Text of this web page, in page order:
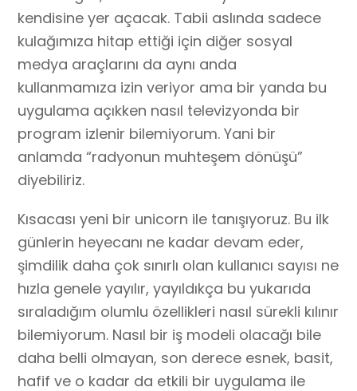
kendisine yer açacak. Tabii aslında sadece
kulağımıza hitap ettiği için diğer sosyal
medya araçlarını da aynı anda
kullanmamıza izin veriyor ama bir yanda bu
uygulama açıkken nasıl televizyonda bir
program izlenir bilemiyorum. Yani bir
anlamda “radyonun muhteşem dönüşü”
diyebiliriz.
Kısacası yeni bir unicorn ile tanışıyoruz. Bu ilk
günlerin heyecanı ne kadar devam eder,
şimdilik daha çok sınırlı olan kullanıcı sayısı ne
hızla genele yayılır, yayıldıkça bu yukarıda
sıraladığım olumlu özellikleri nasıl sürekli kılınır
bilemiyorum. Nasıl bir iş modeli olacağı bile
daha belli olmayan, son derece esnek, basit,
hafif ve o kadar da etkili bir uygulama ile